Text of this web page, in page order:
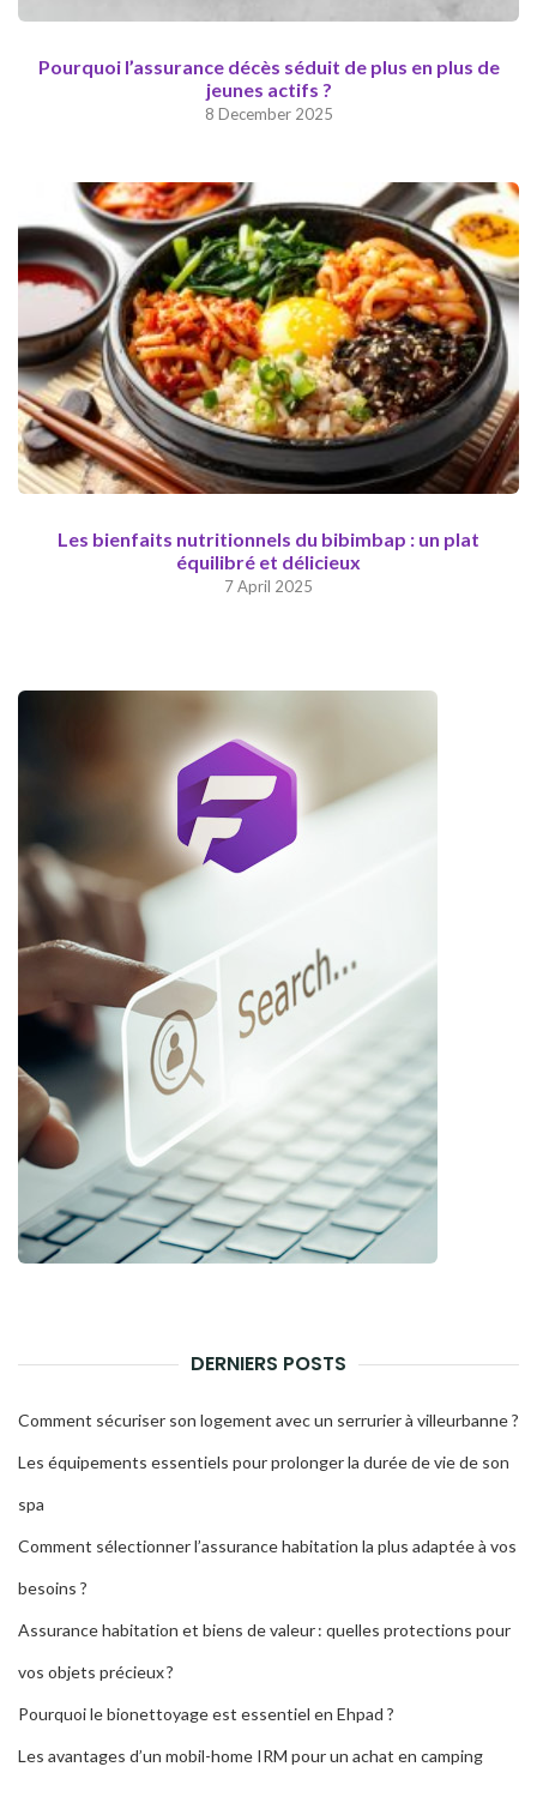
Pourquoi l’assurance décès séduit de plus en plus de
jeunes actifs ?
8 December 2025
Les bienfaits nutritionnels du bibimbap : un plat
équilibré et délicieux
7 April 2025
DERNIERS POSTS
Comment sécuriser son logement avec un serrurier à villeurbanne ?
Les équipements essentiels pour prolonger la durée de vie de son
spa
Comment sélectionner l’assurance habitation la plus adaptée à vos
besoins ?
Assurance habitation et biens de valeur : quelles protections pour
vos objets précieux ?
Pourquoi le bionettoyage est essentiel en Ehpad ?
Les avantages d’un mobil-home IRM pour un achat en camping